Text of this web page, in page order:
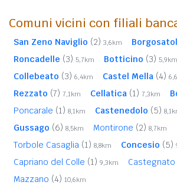
Comuni vicini con filiali
San Zeno Naviglio (2) 3,6km
Roncadelle (3) 5,7km Botticino (3) 5,9km
Collebeato (3) 6,4km Castel Mella (4)
Rezzato (7) 7,1km Cellatica (1) 7,3km
Poncarale (1) 8,1km Castenedolo (5)
Gussago (6) 8,5km Montirone (2) 8,7km
Torbole Casaglia (1) 8,8km Concesio (5)
Capriano del Colle (1) 9,3km Castegnato
Mazzano (4) 10,6km